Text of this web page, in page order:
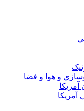
و هوا و فضا
آمريکا